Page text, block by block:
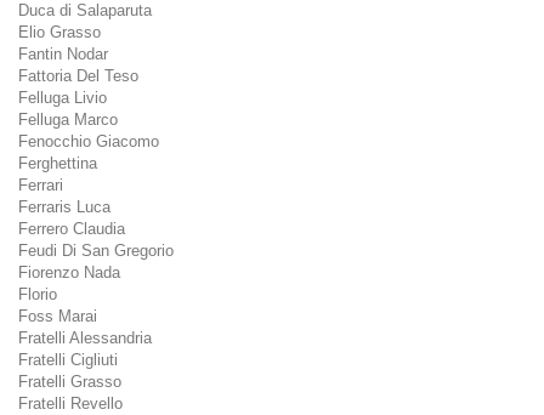
Duca di Salaparuta
Elio Grasso
Fantin Nodar
Fattoria Del Teso
Felluga Livio
Felluga Marco
Fenocchio Giacomo
Ferghettina
Ferrari
Ferraris Luca
Ferrero Claudia
Feudi Di San Gregorio
Fiorenzo Nada
Florio
Foss Marai
Fratelli Alessandria
Fratelli Cigliuti
Fratelli Grasso
Fratelli Revello